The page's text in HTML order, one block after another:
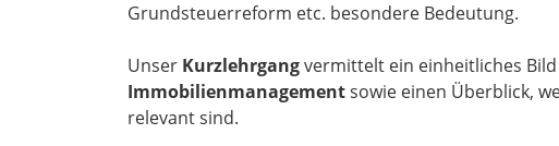
Grundsteuerreform etc. besondere Bedeutung.
Unser Kurzlehrgangvermittelt ein einheitliches
Immobilienmanagementsowie einen Überblick,
relevant sind.